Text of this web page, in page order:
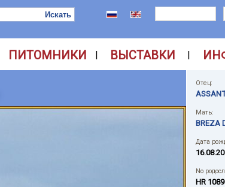
ПИТОМНИКИ | ВЫСТАВКИ |
Отец:
Мать:
BREZA
Дата
No
HR